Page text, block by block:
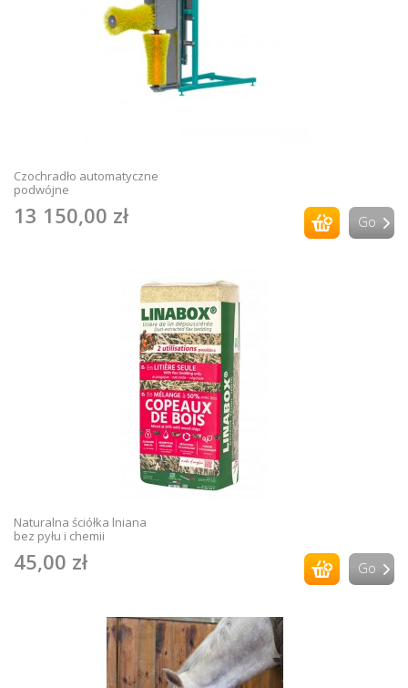
Czochradło automatyczne
podwójne
13 150,00 zł Go
Naturalna ściółka lniana
bez pyłu i chemii
45,00 zł Go